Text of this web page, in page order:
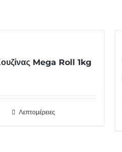
Mega Roll 1kg
Λεπτομέρειες